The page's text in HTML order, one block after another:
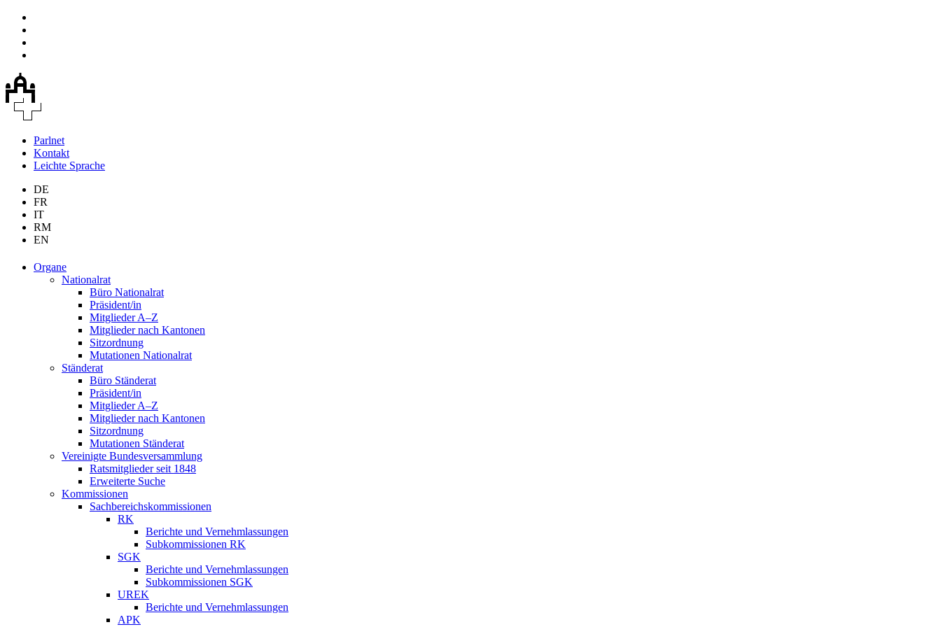
Parlnet
Kontakt
Leichte Sprache
DE
FR
IT
RM
EN
Organe
Nationalrat
Büro Nationalrat
Präsident/in
Mitglieder A–Z
Mitglieder nach Kantonen
Sitzordnung
Mutationen Nationalrat
Ständerat
Büro Ständerat
Präsident/in
Mitglieder A–Z
Mitglieder nach Kantonen
Sitzordnung
Mutationen Ständerat
Vereinigte Bundesversammlung
Ratsmitglieder seit 1848
Erweiterte Suche
Kommissionen
Sachbereichskommissionen
RK
Berichte und Vernehmlassungen
Subkommissionen RK
SGK
Berichte und Vernehmlassungen
Subkommissionen SGK
UREK
Berichte und Vernehmlassungen
APK